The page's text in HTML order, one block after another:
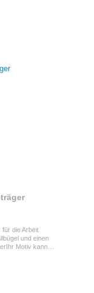
die Arbeit
und einen
Motiv kann
die Eimer zum
Events